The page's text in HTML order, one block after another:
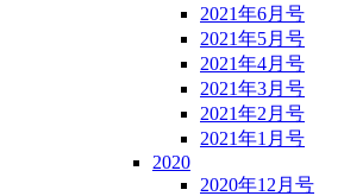
2021年6月号
2021年5月号
2021年4月号
2021年3月号
2021年2月号
2021年1月号
2020
2020年12月号